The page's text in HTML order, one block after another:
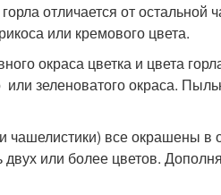
отличается от остальной
или кремового цвета.
окраса цветка и цвета
зеленоватого окраса.
чашелистики) все окрашены
двух или более цветов.